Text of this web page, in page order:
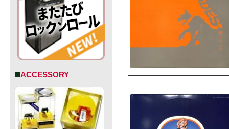
ACCESSORY